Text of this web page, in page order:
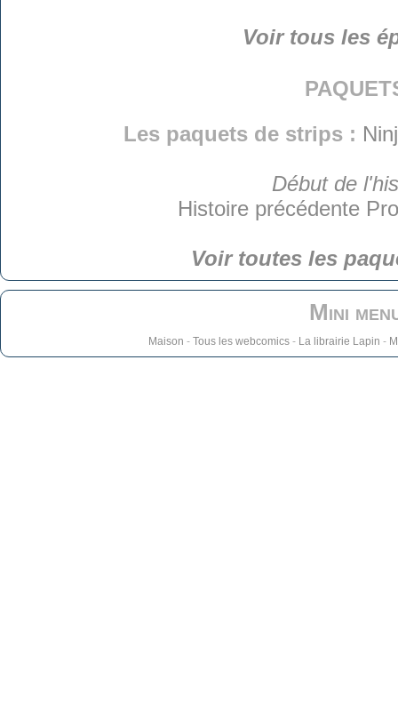
Voir tous les
Les paquets de strips :
Début de
Histoire précédente
Voir toutes les
Mini
Maison - Tous les webcomics- La librairie Lapin -